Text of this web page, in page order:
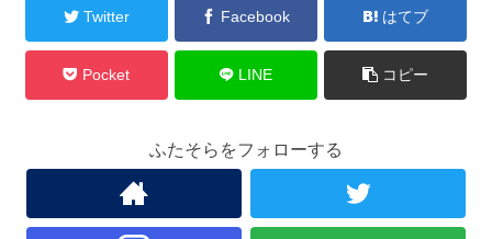
Twitter Facebook はてブ
Pocket LINE コピー
ふたそらをフォローする